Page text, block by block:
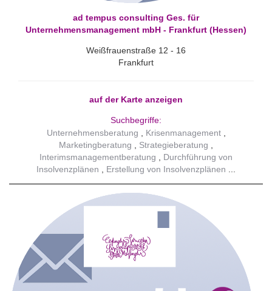
ad tempus consulting Ges. für
Unternehmensmanagement mbH - Frankfurt (Hessen)
Weißfrauenstraße 12 - 16
Frankfurt
auf der Karte anzeigen
Suchbegriffe:
Unternehmensberatung
Krisenmanagement
Marketingberatung
Strategieberatung
Interimsmanagementberatung
Durchführung von
Insolvenzplänen
Erstellung von Insolvenzplänen